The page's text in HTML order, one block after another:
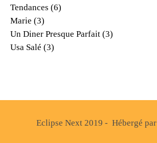
Tendances (6)
Marie (3)
Un Diner Presque Parfait (3)
Usa Salé (3)
Eclipse Next 2019 - Hébergé par